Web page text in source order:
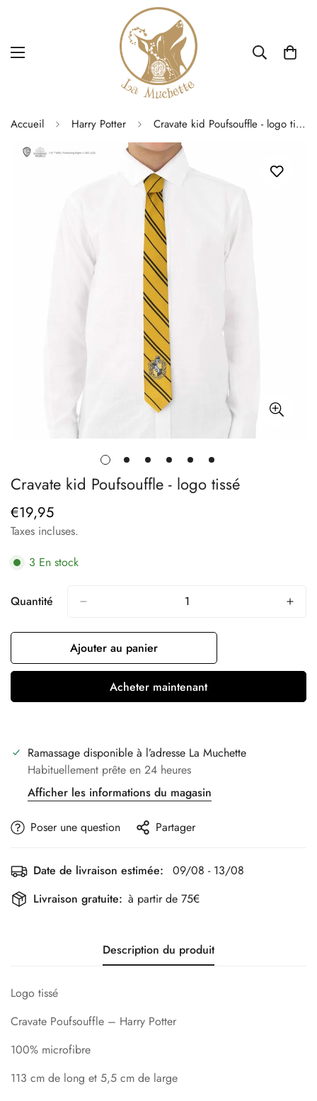
Accueil Harry Potter Cravate kid Poufsouffle - logo tissé
Cravate kid Poufsouffle - logo tissé
Prix
régulier
€19,95
Taxes incluses.
3 En stock
Quantité
Ajouter au panier
Acheter maintenant
Ramassage disponible à l’adresse La Muchette
Habituellement prête en 24 heures
Afficher les informations du magasin
Poser une question Partager
Date de livraison estimée:
09/08 - 13/08
Livraison gratuite: à partir de 75€
Description du produit
Logo tissé
Cravate Poufsouffle – Harry Potter
100% microfibre
113 cm de long et 5,5 cm de large